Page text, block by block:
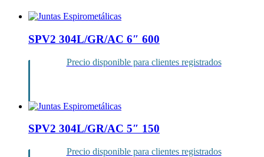
SPV2 304L/GR/AC 6″ 600
Precio disponible para clientes registrados
SPV2 304L/GR/AC 5″ 150
Precio disponible para clientes registrados